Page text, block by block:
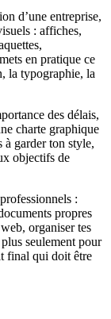
d’une entreprise,
: affiches,
en pratique ce
la typographie, la
des délais,
charte graphique
à garder ton style,
objectifs de
:
propres
organiser tes
seulement pour
final qui doit être